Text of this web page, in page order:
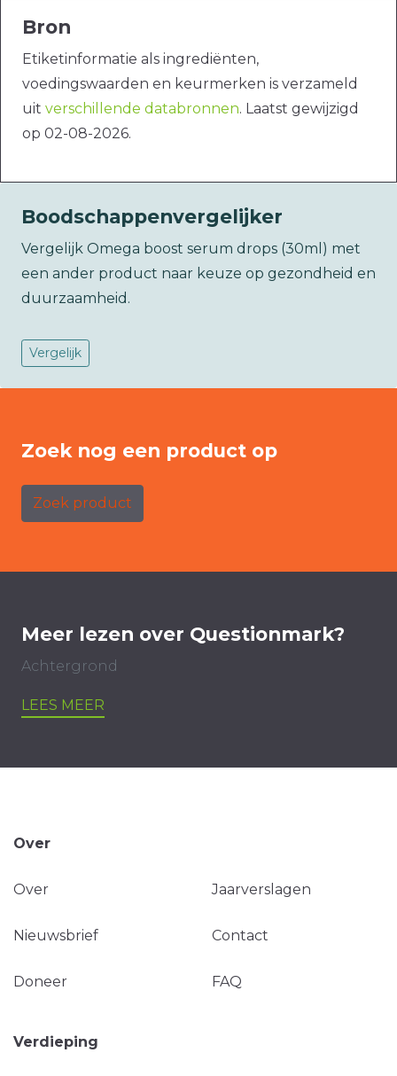
Bron
Etiketinformatie als ingrediënten,
voedingswaarden en keurmerken is verzameld
uit verschillende databronnen. Laatst gewijzigd
op 02-08-2026.
Boodschappenvergelijker
Vergelijk Omega boost serum drops (30ml) met
een ander product naar keuze op gezondheid en
duurzaamheid.
Vergelijk
Zoek nog een product op
Zoek product
Meer lezen over Questionmark?
Achtergrond
LEES MEER
Over
Over Jaarverslagen
Nieuwsbrief Contact
Doneer FAQ
Verdieping